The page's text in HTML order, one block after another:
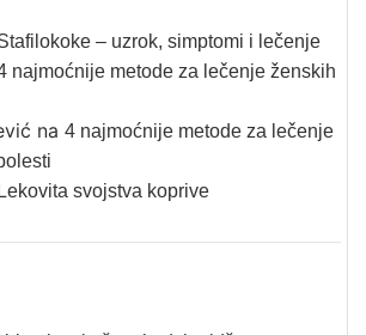
– uzrok, simptomi i lečenje
najmoćnije metode za lečenje ženskih
na 4 najmoćnije metode za lečenje
Lekovita svojstva koprive